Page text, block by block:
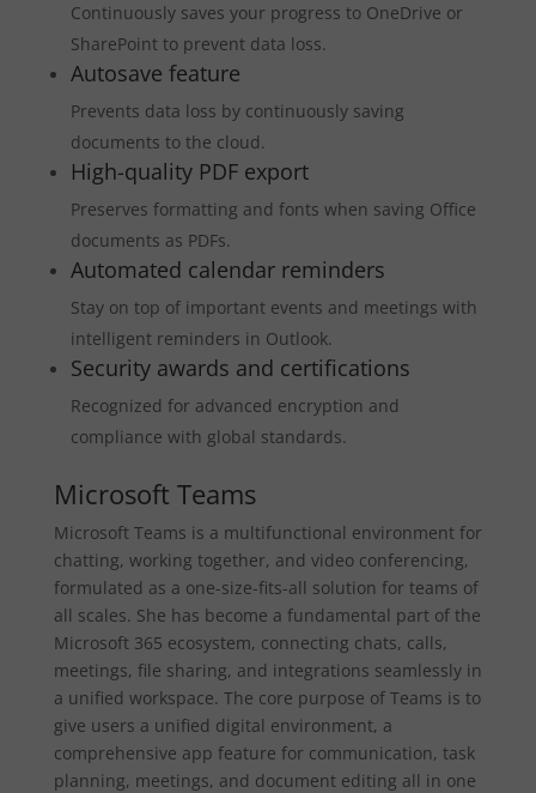
Continuously saves your progress to OneDrive or
SharePoint to prevent data loss.
Autosave feature
Prevents data loss by continuously saving
documents to the cloud.
High-quality PDF export
Preserves formatting and fonts when saving Office
documents as PDFs.
Automated calendar reminders
Stay on top of important events and meetings with
intelligent reminders in Outlook.
Security awards and certifications
Recognized for advanced encryption and
compliance with global standards.
Microsoft Teams
Microsoft Teams is a multifunctional environment for
chatting, working together, and video conferencing,
formulated as a one-size-fits-all solution for teams of
all scales. She has become a fundamental part of the
Microsoft 365 ecosystem, connecting chats, calls,
meetings, file sharing, and integrations seamlessly in
a unified workspace. The core purpose of Teams is to
give users a unified digital environment, a
comprehensive app feature for communication, task
planning, meetings, and document editing all in one